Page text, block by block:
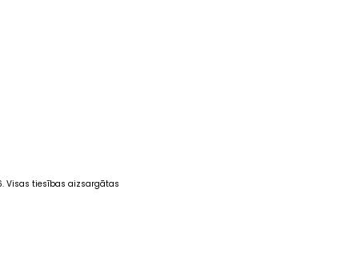
Visas tiesības aizsargātas